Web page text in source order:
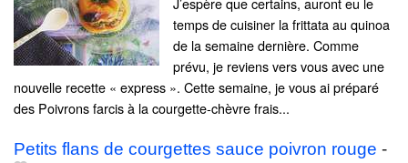
temps de cuisiner la frittata au quinoa
de la semaine dernière. Comme
prévu, je reviens vers vous avec une
nouvelle recette « express ». Cette semaine, je vous ai préparé
des Poivrons farcis à la courgette-chèvre frais...
Petits flans de courgettes sauce poivron rouge -